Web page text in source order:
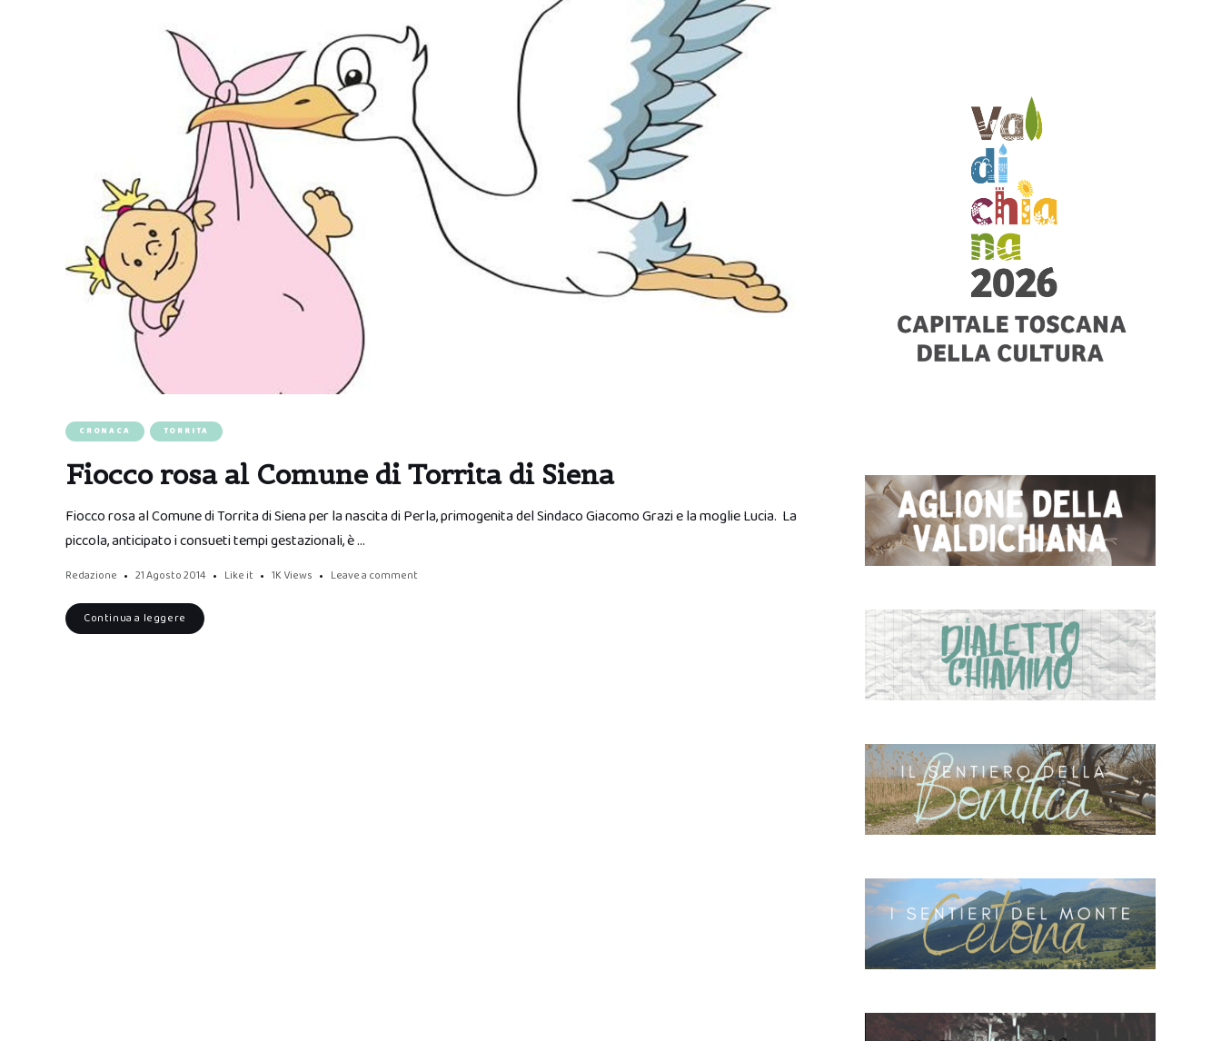
CRONACA TORRITA
Fiocco rosa al Comune di Torrita di Siena
Fiocco rosa al Comune di Torrita di Siena per la nascita di Perla, primogenita del Sindaco Giacomo Grazi e la moglie Lucia. La
piccola, anticipato i consueti tempi gestazionali, è …
Redazione 21 Agosto 2014 Like it 1K Views Leave a comment
Continua a leggere